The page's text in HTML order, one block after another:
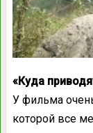
«Куда
У фильма
которой все